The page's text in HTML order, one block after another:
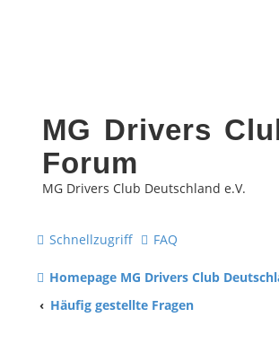
MG Drivers
Forum
MG Drivers Club Deutschland e.V.
Schnellzugriff FAQ
Homepage MG Drivers Club
Häufig gestellte Fragen